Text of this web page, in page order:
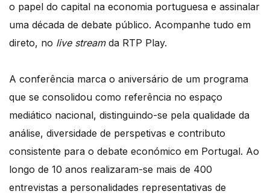
o papel do capital na economia portuguesa e assinalar
uma década de debate público. Acompanhe tudo em
direto, no live streamda RTP Play.
A conferência marca o aniversário de um programa
que se consolidou como referência no espaço
mediático nacional, distinguindo-se pela qualidade da
análise, diversidade de perspetivas e contributo
consistente para o debate económico em Portugal. Ao
longo de 10 anos realizaram-se mais de 400
entrevistas a personalidades representativas de